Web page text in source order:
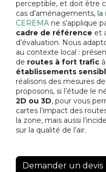
perceptible, et doit être
cas d’aménagements, la
CEREMA ne s’applique
cadre de référence et
d’évaluation. Nous
au contexte local :
de routes à fort trafic
établissements
réalisons des mesures
proposons, si l’étude le
2D ou 3D, pour vous
cartes l’impact des
la zone, mais aussi
sur la qualité de l’air.
Demander un devis